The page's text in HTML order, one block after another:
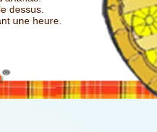
dessus.
une heure.